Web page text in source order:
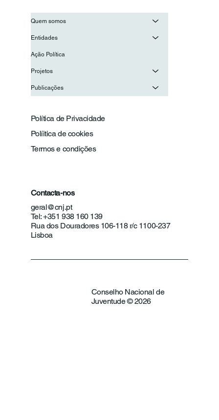
Quem somos
Entidades
Ação Política
Projetos
Publicações
Política de Privacidade
Termos e condições
Políitica de cookies
Contacta-nos
geral@cnj.pt
Tel: +351 938 160 139
Rua dos Douradores 106-118 r/c 1100-237
Lisboa
Conselho Nacional de
Juventude © 2026